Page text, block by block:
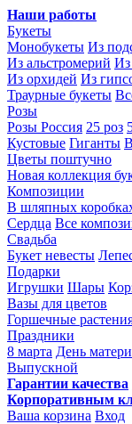
Наши работы
Букеты
Монобукеты Из
Из альстромерий Из
Из орхидей Из
Траурные букеты
Розы
Розы Россия 25 роз
Кустовые Гиганты
Цветы поштучно
Новая коллекция
Композиции
В шляпных
Сердца Все
Свадьба
Букет невесты
Подарки
Игрушки Шары
Вазы для цветов
Горшечные
Праздники
8 марта День матери
Выпускной
Гарантии качества
Корпоративным
Ваша корзина Вход